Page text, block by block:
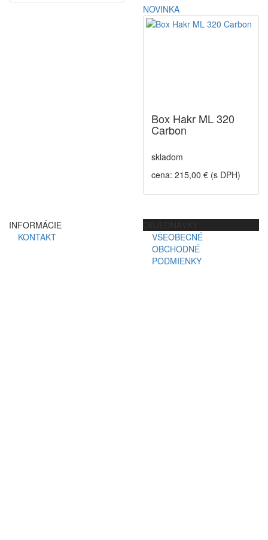
NOVINKA
Box Hakr ML 320
Carbon
skladom
cena: 215,00 € (s DPH)
INFORMÁCIE
KONTAKT
VŠEOBECNÉ
OBCHODNÉ
PODMIENKY